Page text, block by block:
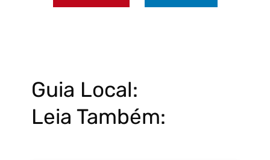
Guia Local:
Leia Também: